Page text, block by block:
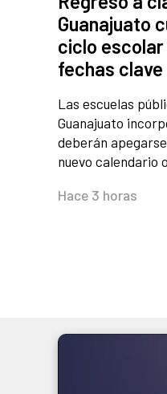
Guanajuato
ciclo escolar
fechas
Las escuelas
Guanajuato
deberán
nuevo calendario
Hace 3 horas